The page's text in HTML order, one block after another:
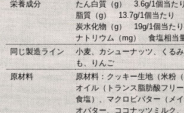
栄養成分
たん白質（g） 3.6g/1個当た
脂質（g） 13.7g/1個当たり
炭水化物（g） 19g/1個当たり
ナトリウム（mg） 食塩相当
同じ製造ライン
小麦、カシューナッツ、くる
も、りんご
原材料
原材料：クッキー生地（米粉
オイル（トランス脂肪酸フリ
食塩）、マクロビバター（メ
オバター、ココナッツミルク